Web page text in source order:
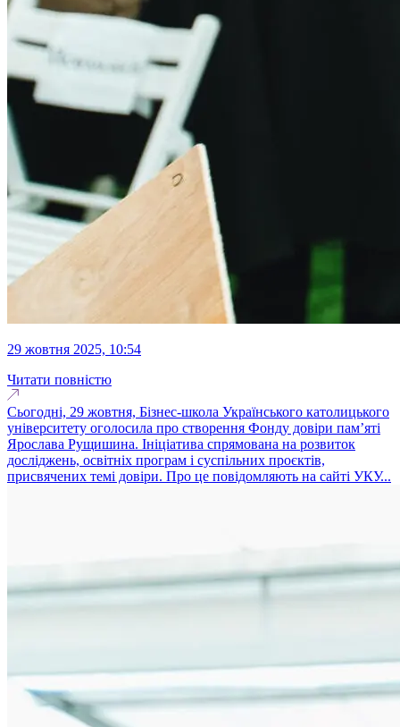
29 жовтня 2025, 10:54
Читати повністю
Сьогодні, 29 жовтня, Бізнес-школа Українського католицького
університету оголосила про створення Фонду довіри пам’яті
Ярослава Рущишина. Ініціатива спрямована на розвиток
досліджень, освітніх програм і суспільних проєктів,
присвячених темі довіри. Про це повідомляють на сайті УКУ...